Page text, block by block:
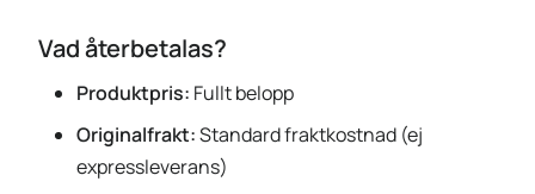
Vad återbetalas?
Produktpris: Fullt belopp
Originalfrakt:Standard fraktkostnad (ej
expressleverans)